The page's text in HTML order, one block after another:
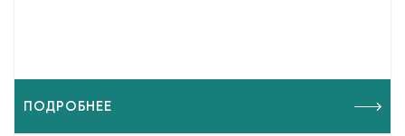
ПОДРОБНЕЕ